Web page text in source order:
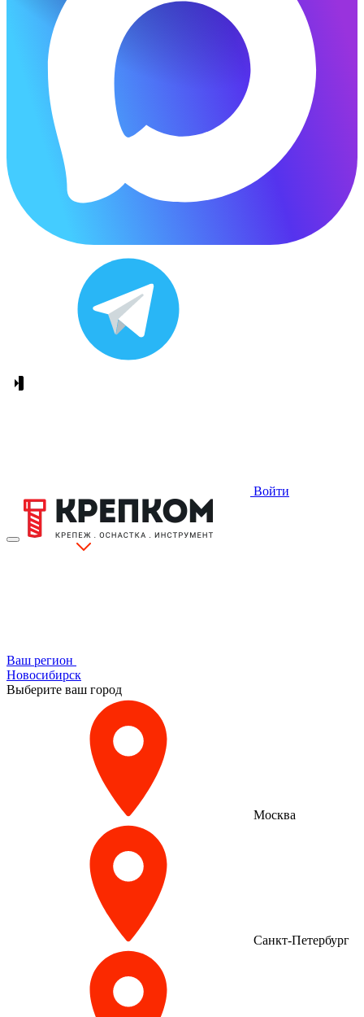
Войти
Ваш регион
Новосибирск
Выберите ваш город
Москва
Санкт-Петербург